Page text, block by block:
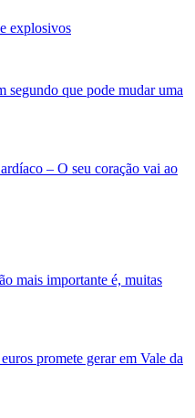
explosivos
segundo que pode mudar uma
– O seu coração vai ao
mais importante é, muitas
promete gerar em Vale da